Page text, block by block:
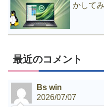
かして
最近のコメント
Bs win
2026/07/07